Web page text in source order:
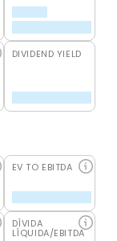
DIVIDEND YIELD
EV TO EBITDA
DÍVIDA
LÍQUIDA/EBITDA